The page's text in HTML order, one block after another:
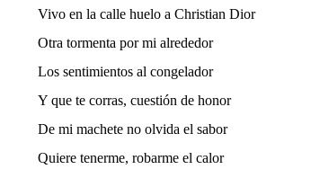
Vivo en la calle huelo a Christian Dior
Otra tormenta por mi alrededor
Los sentimientos al congelador
Y que te corras, cuestión de honor
De mi machete no olvida el sabor
Quiere tenerme, robarme el calor